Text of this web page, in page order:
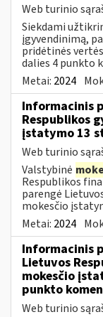
Web turinio
Siekdami
įgyvendinimą,
pridėtinės
dalies 4 punkto
Metai: 2024
Informacinis
Respublikos
įstatymo 13
Web turinio
Valstybinė
Respublikos
parengė
mokesčio
Metai: 2024
Informacinis
Lietuvos
mokesčio
punkto
Web turinio